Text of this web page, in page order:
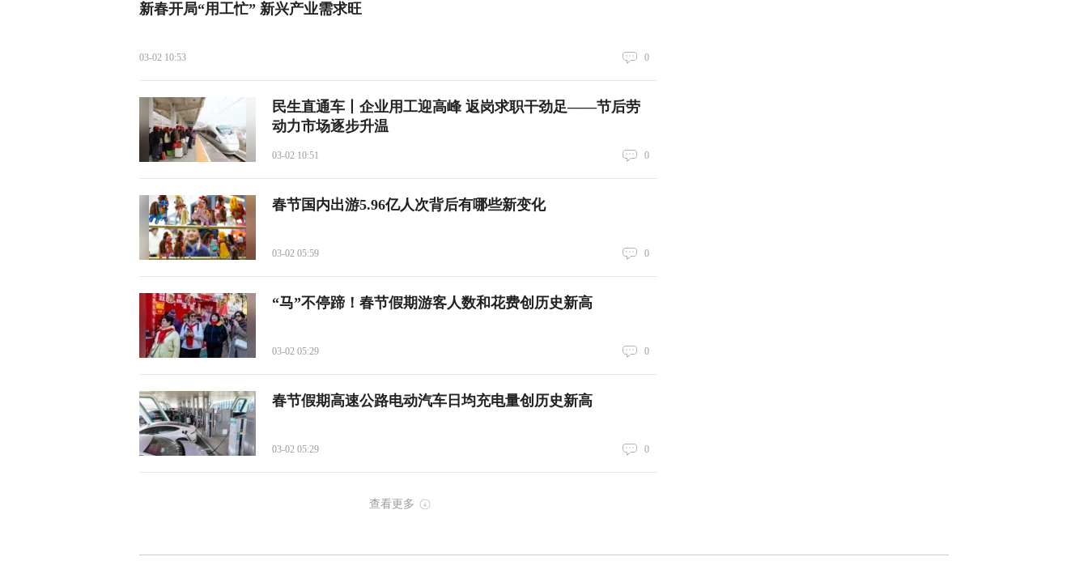
新春开局“用工忙” 新兴产业需求旺
03-02 10:53 0
民生直通车丨企业用工迎高峰 返岗求职干劲足——节后劳
动力市场逐步升温
03-02 10:51 0
春节国内出游5.96亿人次背后有哪些新变化
03-02 05:59 0
“马”不停蹄！春节假期游客人数和花费创历史新高
03-02 05:29 0
春节假期高速公路电动汽车日均充电量创历史新高
03-02 05:29 0
查看更多